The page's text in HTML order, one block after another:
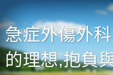
急症外傷外
的理想,抱負